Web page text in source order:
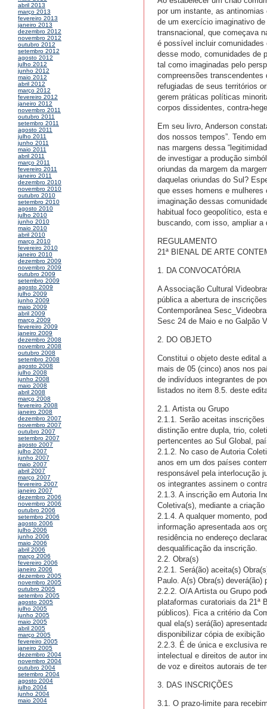
abril 2013
março 2013
fevereiro 2013
janeiro 2013
dezembro 2012
novembro 2012
outubro 2012
setembro 2012
agosto 2012
julho 2012
junho 2012
maio 2012
abril 2012
março 2012
fevereiro 2012
janeiro 2012
novembro 2011
outubro 2011
setembro 2011
agosto 2011
julho 2011
junho 2011
maio 2011
abril 2011
março 2011
fevereiro 2011
janeiro 2011
dezembro 2010
novembro 2010
outubro 2010
setembro 2010
agosto 2010
julho 2010
junho 2010
maio 2010
abril 2010
março 2010
fevereiro 2010
janeiro 2010
dezembro 2009
novembro 2009
outubro 2009
setembro 2009
agosto 2009
julho 2009
junho 2009
maio 2009
abril 2009
março 2009
fevereiro 2009
janeiro 2009
dezembro 2008
novembro 2008
outubro 2008
setembro 2008
agosto 2008
julho 2008
junho 2008
maio 2008
abril 2008
março 2008
fevereiro 2008
janeiro 2008
dezembro 2007
novembro 2007
outubro 2007
setembro 2007
agosto 2007
julho 2007
junho 2007
maio 2007
abril 2007
março 2007
fevereiro 2007
janeiro 2007
dezembro 2006
novembro 2006
outubro 2006
setembro 2006
agosto 2006
julho 2006
junho 2006
maio 2006
abril 2006
março 2006
fevereiro 2006
janeiro 2006
dezembro 2005
novembro 2005
outubro 2005
setembro 2005
agosto 2005
julho 2005
junho 2005
maio 2005
abril 2005
março 2005
fevereiro 2005
janeiro 2005
dezembro 2004
novembro 2004
outubro 2004
setembro 2004
agosto 2004
julho 2004
junho 2004
maio 2004
por um instante, as
de um exercício imaginativo
transnacional, que começava
é possível incluir
desse modo, comunidades de
tal como imaginadas pelo
compreensões
refugiadas de seus territórios
gerem práticas políticas
corpos dissidentes, contra-
Em seu livro, Anderson
dos nossos tempos”. Tendo
nas margens dessa
de investigar a produção
oriundas da margem da
daquelas oriundas do Sul?
que esses homens e
imaginação dessas
habitual foco geopolítico, esta
buscando, com isso, ampliar
REGULAMENTO
21ª BIENAL DE ARTE
1. DA CONVOCATÓRIA
A Associação Cultural
pública a abertura de
Contemporânea
Sesc 24 de Maio e no Galpão
2. DO OBJETO
Constitui o objeto deste edital
mais de 05 (cinco) anos nos
de indivíduos integrantes de
listados no item 8.5. deste
2.1. Artista ou Grupo
2.1.1. Serão aceitas
distinção entre dupla, trio,
pertencentes ao Sul Global,
2.1.2. No caso de Autoria
anos em um dos países
responsável pela interlocução
os integrantes assinem o
2.1.3. A inscrição em Autoria
Coletiva(s), mediante a
2.1.4. A qualquer momento,
informação apresentada aos
residência no endereço
desqualificação da inscrição.
2.2. Obra(s)
2.2.1. Será(ão) aceita(s)
Paulo. A(s) Obra(s)
2.2.2. O/A Artista ou Grupo
plataformas curatoriais da 21ª
públicos). Fica a critério da
qual ela(s) será(ão)
disponibilizar cópia de
2.2.3. É de única e exclusiva
intelectual e direitos de autor
de voz e direitos autorais de
3. DAS INSCRIÇÕES
3.1. O prazo-limite para